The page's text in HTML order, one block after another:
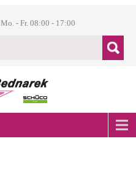
Mo. - Fr. 08:00 - 17:00